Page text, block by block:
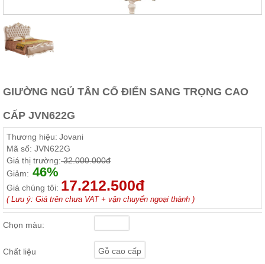
Nội
Thất
Giường
áo, bàn
trang
điểm
Nội
Thất
Phòng
Ăn
Bàn
ăn,
ăn,
GIƯỜNG NGỦ TÂN CỔ ĐIỂN SANG TRỌNG CAO
CẤP JVN622G
Thương hiệu: Jovani
Mã số: JVN622G
Giá thị trường:32.000.000đ
Giảm: 46%
Giá chúng tôi: 17.212.500đ
( Lưu ý: Giá trên chưa VAT + vận chuyển ngoại thành )
Chọn màu:
Chất liệu Gỗ cao cấp